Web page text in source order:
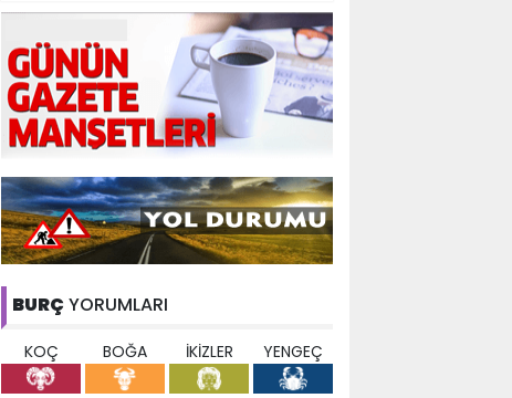
BURÇ YORUMLARI
KOÇ BOĞA İKİZLER YENGEÇ